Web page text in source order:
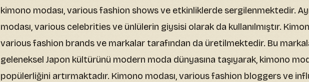
kimono modası, various fashion shows ve etkinliklerde sergilenmektedir.
modası, various celebrities ve ünlülerin giysisi olarak da kullanılmıştır.
various fashion brands ve markalar tarafından da üretilmektedir. Bu
geleneksel Japon kültürünü modern moda dünyasına taşıyarak, kimono
popülerliğini artırmaktadır. Kimono modası, various fashion bloggers ve